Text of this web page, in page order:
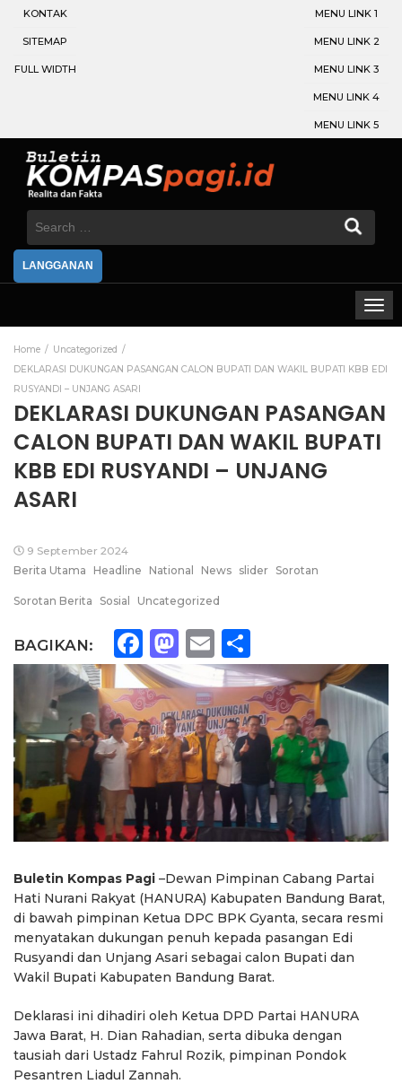
KONTAK
SITEMAP
FULL WIDTH
MENU LINK 1
MENU LINK 2
MENU LINK 3
MENU LINK 4
MENU LINK 5
Search
LANGGANAN
Home
Uncategorized
DEKLARASI DUKUNGAN PASANGAN CALON BUPATI DAN WAKIL BUPATI KBB EDI
RUSYANDI – UNJANG ASARI
DEKLARASI DUKUNGAN PASANGAN
CALON BUPATI DAN WAKIL BUPATI
KBB EDI RUSYANDI – UNJANG
ASARI
9 September 2024
Berita Utama
Headline National News slider Sorotan
Sorotan Berita Sosial Uncategorized
BAGIKAN: Facebook
Mastodon
Email
Buletin Kompas Pagi –Dewan Pimpinan Cabang Partai
Hati Nurani Rakyat (HANURA) Kabupaten Bandung Barat,
di bawah pimpinan Ketua DPC BPK Gyanta, secara resmi
menyatakan dukungan penuh kepada pasangan Edi
Rusyandi dan Unjang Asari sebagai calon Bupati dan
Wakil Bupati Kabupaten Bandung Barat.
Deklarasi ini dihadiri oleh Ketua DPD Partai HANURA
Jawa Barat, H. Dian Rahadian, serta dibuka dengan
tausiah dari Ustadz Fahrul Rozik, pimpinan Pondok
Pesantren Liadul Zannah.